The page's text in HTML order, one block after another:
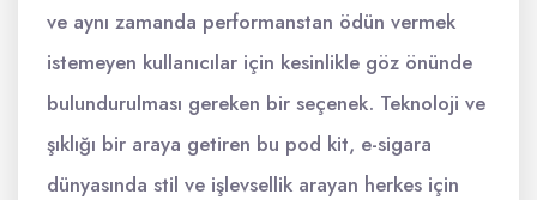
ve aynı zamanda performanstan ödün vermek
istemeyen kullanıcılar için kesinlikle göz önünde
bulundurulması gereken bir seçenek. Teknoloji ve
şıklığı bir araya getiren bu pod kit, e-sigara
dünyasında stil ve işlevsellik arayan herkes için